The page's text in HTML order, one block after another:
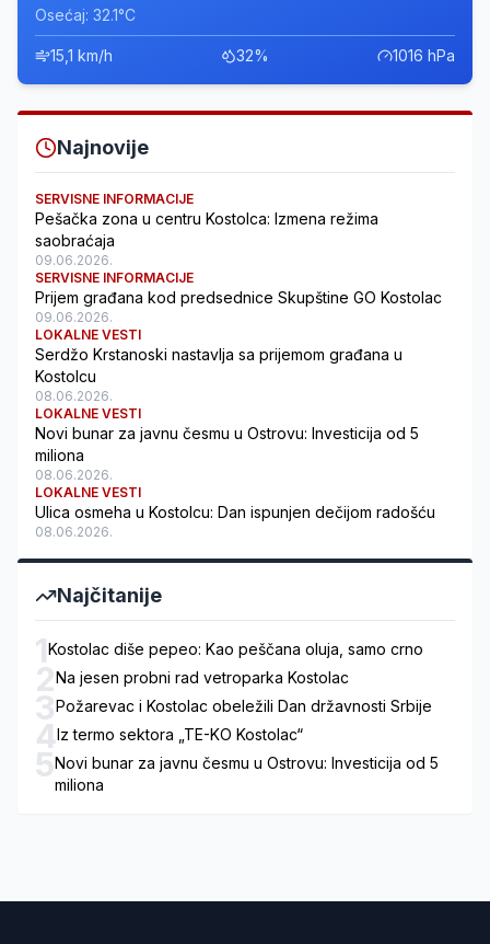
Osećaj: 32.1°C
15,1 km/h 32% 1016 hPa
Najnovije
SERVISNE INFORMACIJE
Pešačka zona u centru Kostolca: Izmena režima
saobraćaja
09.06.2026.
SERVISNE INFORMACIJE
Prijem građana kod predsednice Skupštine GO Kostolac
09.06.2026.
LOKALNE VESTI
Serdžo Krstanoski nastavlja sa prijemom građana u
Kostolcu
08.06.2026.
LOKALNE VESTI
Novi bunar za javnu česmu u Ostrovu: Investicija od 5
miliona
08.06.2026.
LOKALNE VESTI
Ulica osmeha u Kostolcu: Dan ispunjen dečijom radošću
08.06.2026.
Najčitanije
1Kostolac diše pepeo: Kao peščana oluja, samo crno
2Na jesen probni rad vetroparka Kostolac
3Požarevac i Kostolac obeležili Dan državnosti Srbije
4Iz termo sektora „TE-KO Kostolac“
5Novi bunar za javnu česmu u Ostrovu: Investicija od 5
miliona